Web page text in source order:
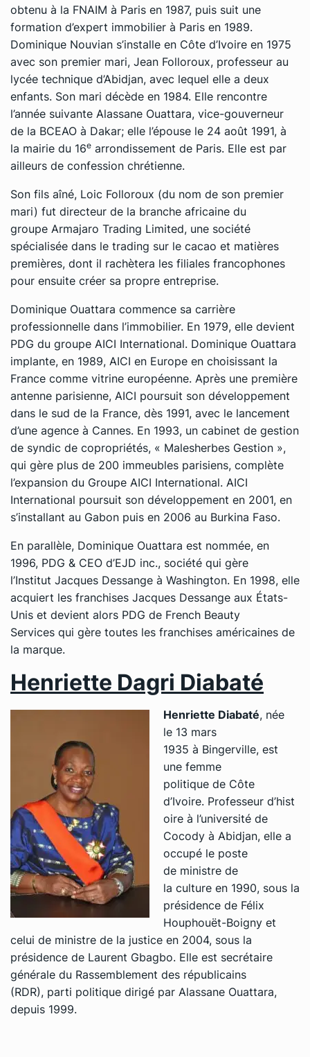
obtenu à la FNAIM à Paris en 1987, puis suit une
formation d’expert immobilier à Paris en 1989.
Dominique Nouvian s’installe en Côte d’Ivoire en 1975
avec son premier mari, Jean Folloroux, professeur au
lycée technique d’Abidjan, avec lequel elle a deux
enfants. Son mari décède en 1984. Elle rencontre
l’année suivante Alassane Ouattara, vice-gouverneur
de la BCEAO à Dakar; elle l’épouse le 24 août 1991, à
la mairie du 16e arrondissement de Paris. Elle est par
ailleurs de confession chrétienne.
Son fils aîné, Loic Folloroux (du nom de son premier
mari) fut directeur de la branche africaine du
groupe Armajaro Trading Limited, une société
spécialisée dans le trading sur le cacao et matières
premières, dont il rachètera les filiales francophones
pour ensuite créer sa propre entreprise.
Dominique Ouattara commence sa carrière
professionnelle dans l’immobilier. En 1979, elle devient
PDG du groupe AICI International. Dominique Ouattara
implante, en 1989, AICI en Europe en choisissant la
France comme vitrine européenne. Après une première
antenne parisienne, AICI poursuit son développement
dans le sud de la France, dès 1991, avec le lancement
d’une agence à Cannes. En 1993, un cabinet de gestion
de syndic de copropriétés, « Malesherbes Gestion »,
qui gère plus de 200 immeubles parisiens, complète
l’expansion du Groupe AICI International. AICI
International poursuit son développement en 2001, en
s’installant au Gabon puis en 2006 au Burkina Faso.
En parallèle, Dominique Ouattara est nommée, en
1996, PDG & CEO d’EJD inc., société qui gère
l’Institut Jacques Dessange à Washington. En 1998, elle
acquiert les franchises Jacques Dessange aux États-
Unis et devient alors PDG de French Beauty
Services qui gère toutes les franchises américaines de
la marque.
Henriette Dagri Diabaté
Henriette Diabaté, née
le 13 mars
1935 à Bingerville, est
une femme
politique de Côte
d’Ivoire. Professeur d’hist
oire à l’université de
Cocody à Abidjan, elle a
occupé le poste
de ministre de
la culture en 1990, sous la
présidence de Félix
Houphouët-Boigny et
celui de ministre de la justice en 2004, sous la
présidence de Laurent Gbagbo. Elle est secrétaire
générale du Rassemblement des républicains
(RDR), parti politique dirigé par Alassane Ouattara,
depuis 1999.